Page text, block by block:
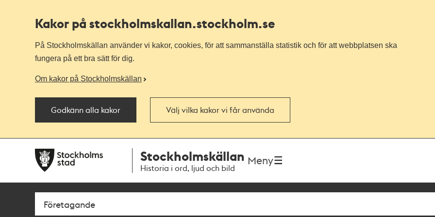
Kakor på stockholmskallan.stockholm.se
På Stockholmskällan använder vi kakor, cookies, för att sammanställa statistik och för att webbplatsen ska
fungera på ett bra sätt för dig.
Om kakor på Stockholmskällan
Godkänn alla kakor Välj vilka kakor vi får använda
navigationen
huvudinnehållet
Stockholmskällan
Historia i ord, ljud och bild
Meny
Sök